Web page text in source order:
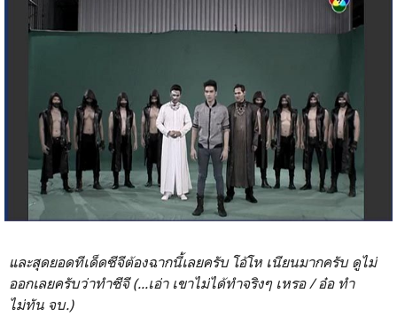
และสุดยอดทีเด็ดซีจีต้องฉากนี้เลยครับ โอ้โห เนียนมากครับ ดูไม่
ออกเลยครับว่าทำซีจี (...เอ่า เขาไม่ได้ทำจริงๆ เหรอ / อ๋อ ทำ
ไม่ทัน จบ.)